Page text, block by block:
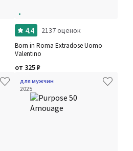
4.4 2137 оценок
Born in Roma Extradose Uomo
Valentino
от 325₽
для мужчин
2025